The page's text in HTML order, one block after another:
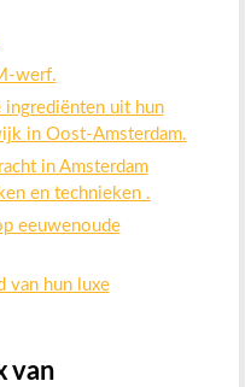
werf.
ingrediënten uit hun
in Oost-Amsterdam.
in Amsterdam
en technieken .
eeuwenoude
van hun luxe
van